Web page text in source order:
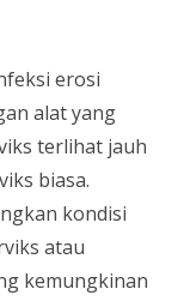
erosi
alat yang
terlihat jauh
biasa.
kondisi
atau
kemungkinan